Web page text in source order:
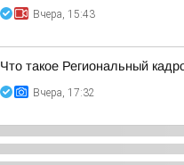
Вчера, 15:43
Что такое Региональный
Вчера, 17:32